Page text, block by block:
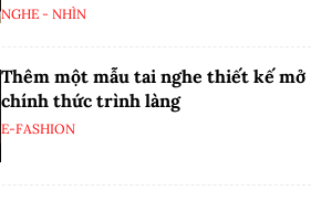
NGHE - NHÌN
Thêm một mẫu tai nghe thiết kế mở
chính thức trình làng
E-FASHION